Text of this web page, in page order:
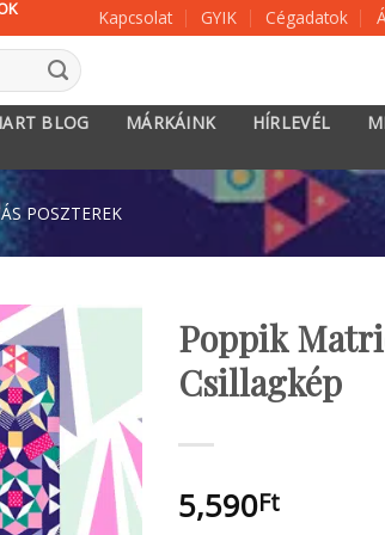
Kapcsolat GYIK Cégadatok
BLOG MÁRKÁINK HÍRLEVÉL
POSZTEREK
Poppik
Csillagkép
5,590Ft